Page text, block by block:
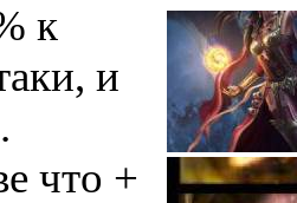
к
и
что +